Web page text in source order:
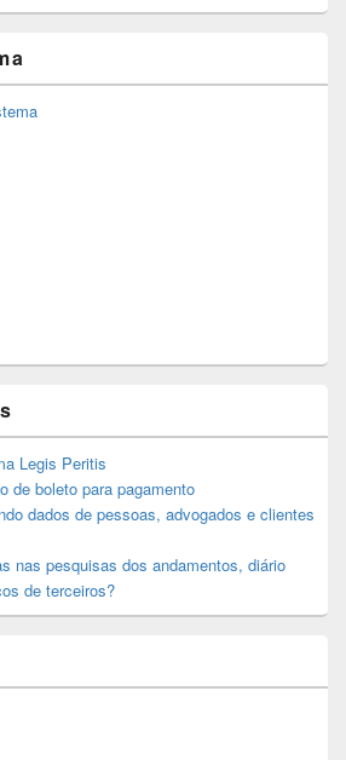
Legis Peritis
de boleto para pagamento
dados de pessoas, advogados e clientes
nas pesquisas dos andamentos, diário
de terceiros?